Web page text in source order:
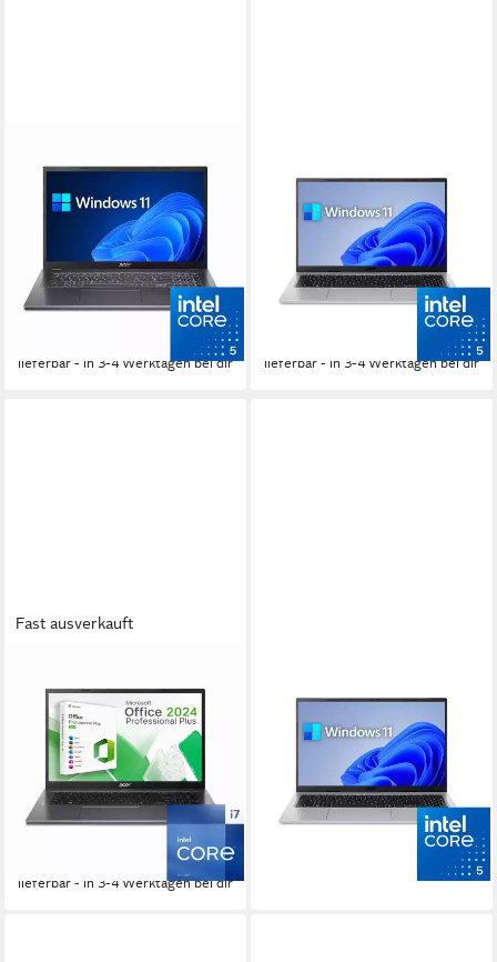
Aspire A17 Business-
Notebook
Bildschirmdiagonale
Intel Core i5 Prozessor
16 GB Arbeitsspeicher
ab 699,00 € 749,00 €
20,29 €mtl. in 48 Raten
lieferbar - in 3-4 Werktagen bei dir
Bildschirmdiagonale
Prozessor
16 GB Arbeitsspeicher
ab 629,00 €
729,00 €
lieferbar - in 3-4 Werktagen bei dir
Fast ausverkauft
Aspire A17 Business-
Notebook
17.3 Zoll Bildschirmdiagonale
Intel Core i7
Prozessor
16 GB Arbeitsspeicher
ab 869,00 €
lieferbar - in 3-4 Werktagen bei dir
15.6 Zoll Bildschirmdiagonale
Intel Core i5 Prozessor
Arbeitsspeicher
629,00 € 729,00 €
18,26 €mtl. in 48 Raten
lieferbar - in 3-4 Werktagen bei dir